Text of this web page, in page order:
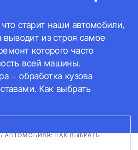
старит наши автомобили,
выводит из строя самое
которого часто
всей машины.
– обработка кузова
Как выбрать
АВТОМОБИЛЯ: КАК ВЫБРАТЬ